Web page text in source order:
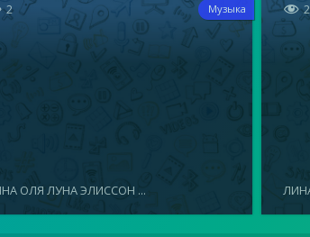
2 Музыка
ОЛЯ ЛУНА ЭЛИССОН ...
 2